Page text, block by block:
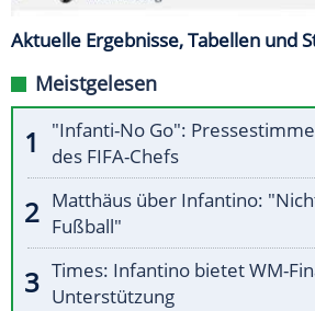
Aktuelle Ergebnisse, Tabellen und
Meistgelesen
"Infanti-No Go":
des FIFA-Chefs
Matthäus über Infantino:
Fußball"
Times: Infantino bietet WM-
Unterstützung